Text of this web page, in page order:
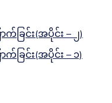
ခြင်း(အပိုင်း – ၂)
ခြင်း(အပိုင်း – ၁)